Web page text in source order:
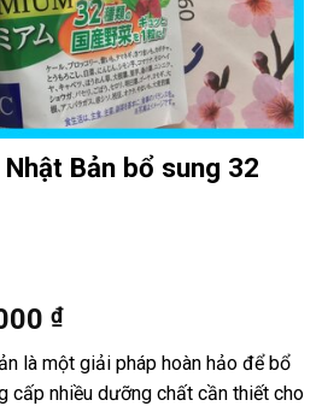
Bản bổ sung 32
₫
là một giải pháp hoàn hảo để bổ
cấp nhiều dưỡng chất cần thiết cho